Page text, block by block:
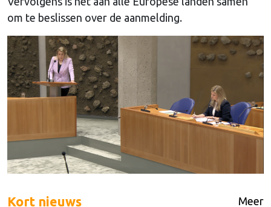
om te beslissen over de aanmelding.
Kort nieuws Meer